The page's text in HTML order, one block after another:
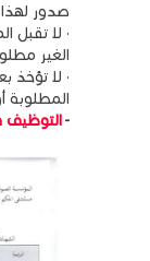
صدور
· لا تقبل
الغير
· لا تؤخذ
المطلوبة
-التوظيف